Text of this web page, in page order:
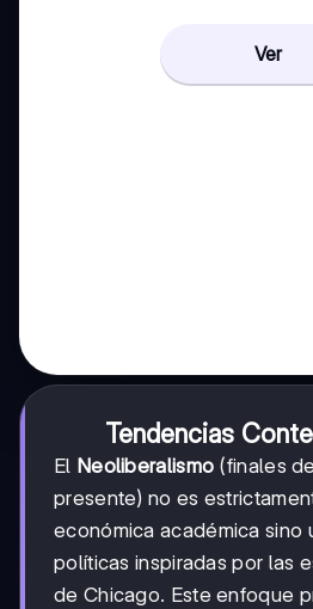
Ver
Tendencias
El Neoliberalismo (finales
presente) no es
económica académica sino
políticas inspiradas por las
de Chicago. Este enfoque